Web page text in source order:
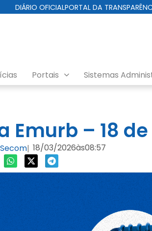
DIÁRIO OFICIALPORTAL DA
Portais Sistemas
Emurb – 18
| 18/03/2026às08:57